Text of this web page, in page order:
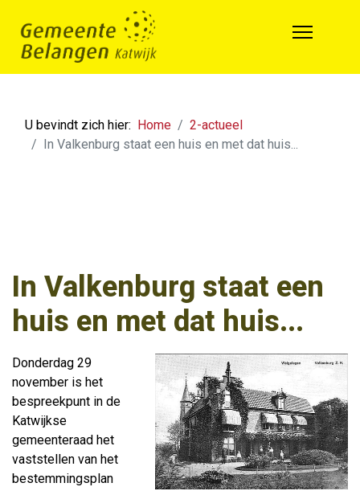
U bevindt zich hier: Home
2-actueel
In Valkenburg staat een huis en met dat huis...
In Valkenburg staat een
huis en met dat huis...
Donderdag 29
november is het
bespreekpunt in de
Katwijkse
gemeenteraad het
vaststellen van het
bestemmingsplan